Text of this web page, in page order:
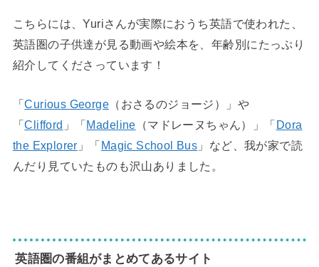
こちらには、Yuriさんが実際におうち英語で使われた、
英語圏の子供達が見る動画や絵本を、年齢別にたっぷり
紹介してくださっています！
「Curious George （おさるのジョージ）」や
「Clifford 」「Madeline （マドレーヌちゃん）」「Dora
the Explorer 」「Magic School Bus 」など、我が家で読
んだり見ていたものも沢山ありました。
英語圏の番組がまとめてあるサイト